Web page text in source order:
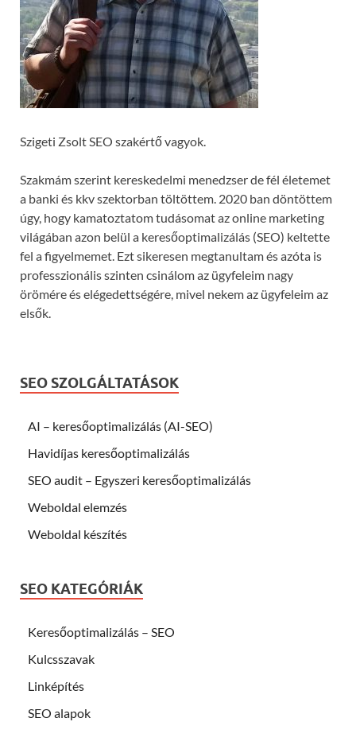
Szigeti Zsolt SEO szakértő vagyok.
Szakmám szerint kereskedelmi menedzser de fél életemet
a banki és kkv szektorban töltöttem. 2020 ban döntöttem
úgy, hogy kamatoztatom tudásomat az online marketing
világában azon belül a keresőoptimalizálás (SEO) keltette
fel a figyelmemet. Ezt sikeresen megtanultam és azóta is
professzionális szinten csinálom az ügyfeleim nagy
örömére és elégedettségére, mivel nekem az ügyfeleim az
elsők.
SEO SZOLGÁLTATÁSOK
AI – keresőoptimalizálás (AI-SEO)
Havidíjas keresőoptimalizálás
SEO audit – Egyszeri keresőoptimalizálás
Weboldal elemzés
Weboldal készítés
SEO KATEGÓRIÁK
Keresőoptimalizálás – SEO
Kulcsszavak
Linképítés
SEO alapok